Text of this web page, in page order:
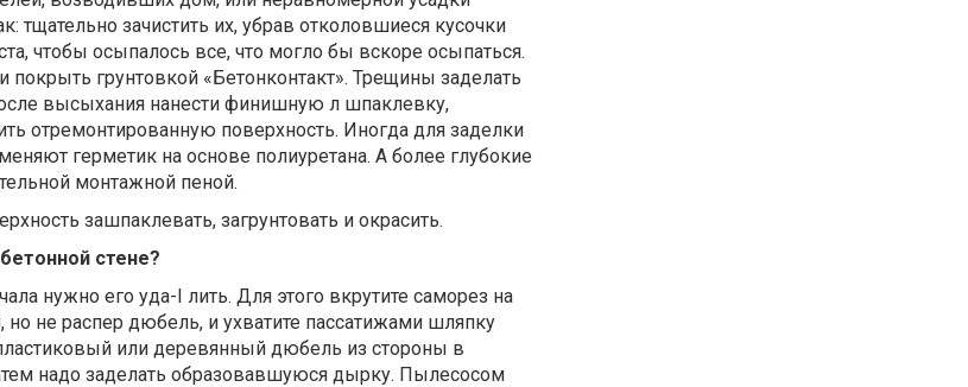
тщательно зачистить их, убрав отколовшиеся кусочки
чтобы осыпалось все, что могло бы вскоре осыпаться.
покрыть грунтовкой «Бетонконтакт». Трещины заделать
высыхания нанести финишную л шпаклевку,
отремонтированную поверхность. Иногда для заделки
герметик на основе полиуретана. А более глубокие
монтажной пеной.
зашпаклевать, загрунтовать и окрасить.
стене?
нужно его уда-I лить. Для этого вкрутите саморез на
не распер дюбель, и ухватите пассатижами шляпку
или деревянный дюбель из стороны в
надо заделать образовавшуюся дырку. Пылесосом